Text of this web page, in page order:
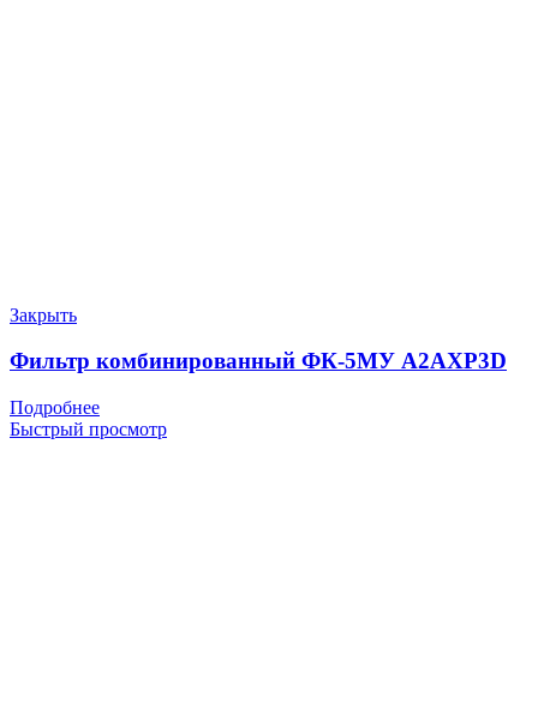
Закрыть
Фильтр комбинированный ФК-5МУ A2AXP3D
Подробнее
Быстрый просмотр